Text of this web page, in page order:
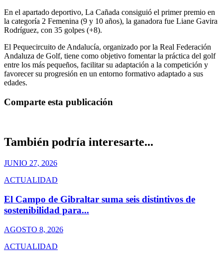
En el apartado deportivo, La Cañada consiguió el primer premio en
la categoría 2 Femenina (9 y 10 años), la ganadora fue Liane Gavira
Rodríguez, con 35 golpes (+8).
El Pequecircuito de Andalucía, organizado por la Real Federación
Andaluza de Golf, tiene como objetivo fomentar la práctica del golf
entre los más pequeños, facilitar su adaptación a la competición y
favorecer su progresión en un entorno formativo adaptado a sus
edades.
Comparte esta publicación
También podría interesarte...
JUNIO 27, 2026
ACTUALIDAD
El Campo de Gibraltar suma seis distintivos de
sostenibilidad para...
AGOSTO 8, 2026
ACTUALIDAD